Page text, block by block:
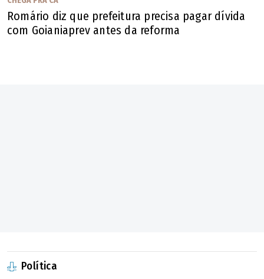
Romário diz que prefeitura precisa pagar dívida
com Goianiaprev antes da reforma
Política